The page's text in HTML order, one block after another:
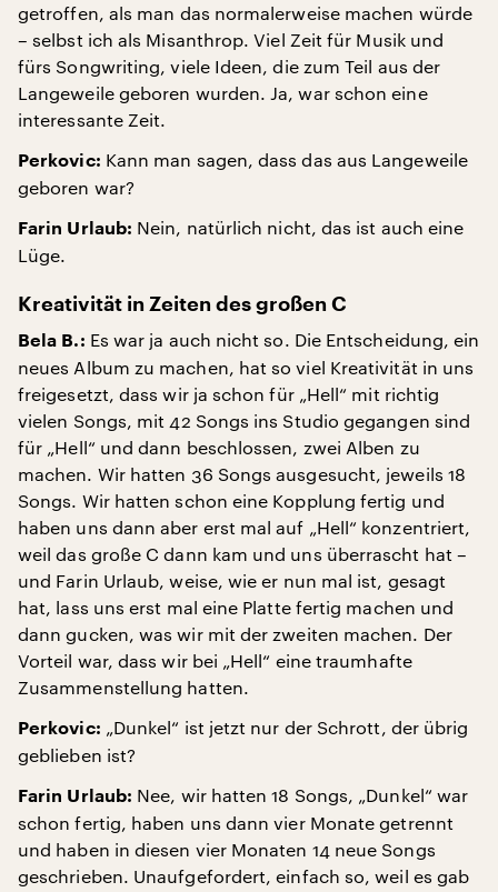
getroffen, als man das normalerweise machen würde
– selbst ich als Misanthrop. Viel Zeit für Musik und
fürs Songwriting, viele Ideen, die zum Teil aus der
Langeweile geboren wurden. Ja, war schon eine
interessante Zeit.
Perkovic: Kann man sagen, dass das aus Langeweile
geboren war?
Farin Urlaub: Nein, natürlich nicht, das ist auch eine
Lüge.
Kreativität in Zeiten des großen C
Bela B.: Es war ja auch nicht so. Die Entscheidung, ein
neues Album zu machen, hat so viel Kreativität in uns
freigesetzt, dass wir ja schon für „Hell“ mit richtig
vielen Songs, mit 42 Songs ins Studio gegangen sind
für „Hell“ und dann beschlossen, zwei Alben zu
machen. Wir hatten 36 Songs ausgesucht, jeweils 18
Songs. Wir hatten schon eine Kopplung fertig und
haben uns dann aber erst mal auf „Hell“ konzentriert,
weil das große C dann kam und uns überrascht hat –
und Farin Urlaub, weise, wie er nun mal ist, gesagt
hat, lass uns erst mal eine Platte fertig machen und
dann gucken, was wir mit der zweiten machen. Der
Vorteil war, dass wir bei „Hell“ eine traumhafte
Zusammenstellung hatten.
Perkovic: „Dunkel“ ist jetzt nur der Schrott, der übrig
geblieben ist?
Farin Urlaub: Nee, wir hatten 18 Songs, „Dunkel“ war
schon fertig, haben uns dann vier Monate getrennt
und haben in diesen vier Monaten 14 neue Songs
geschrieben. Unaufgefordert, einfach so, weil es gab